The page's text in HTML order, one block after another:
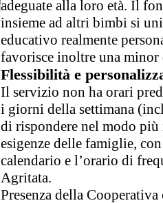
adeguate alla loro età. Il
insieme ad altri bimbi si
educativo realmente
favorisce inoltre una
Flessibilità e
Il servizio non ha orari
i giorni della settimana
di rispondere nel modo
esigenze delle famiglie,
calendario e l’orario di
Agritata.
Presenza della